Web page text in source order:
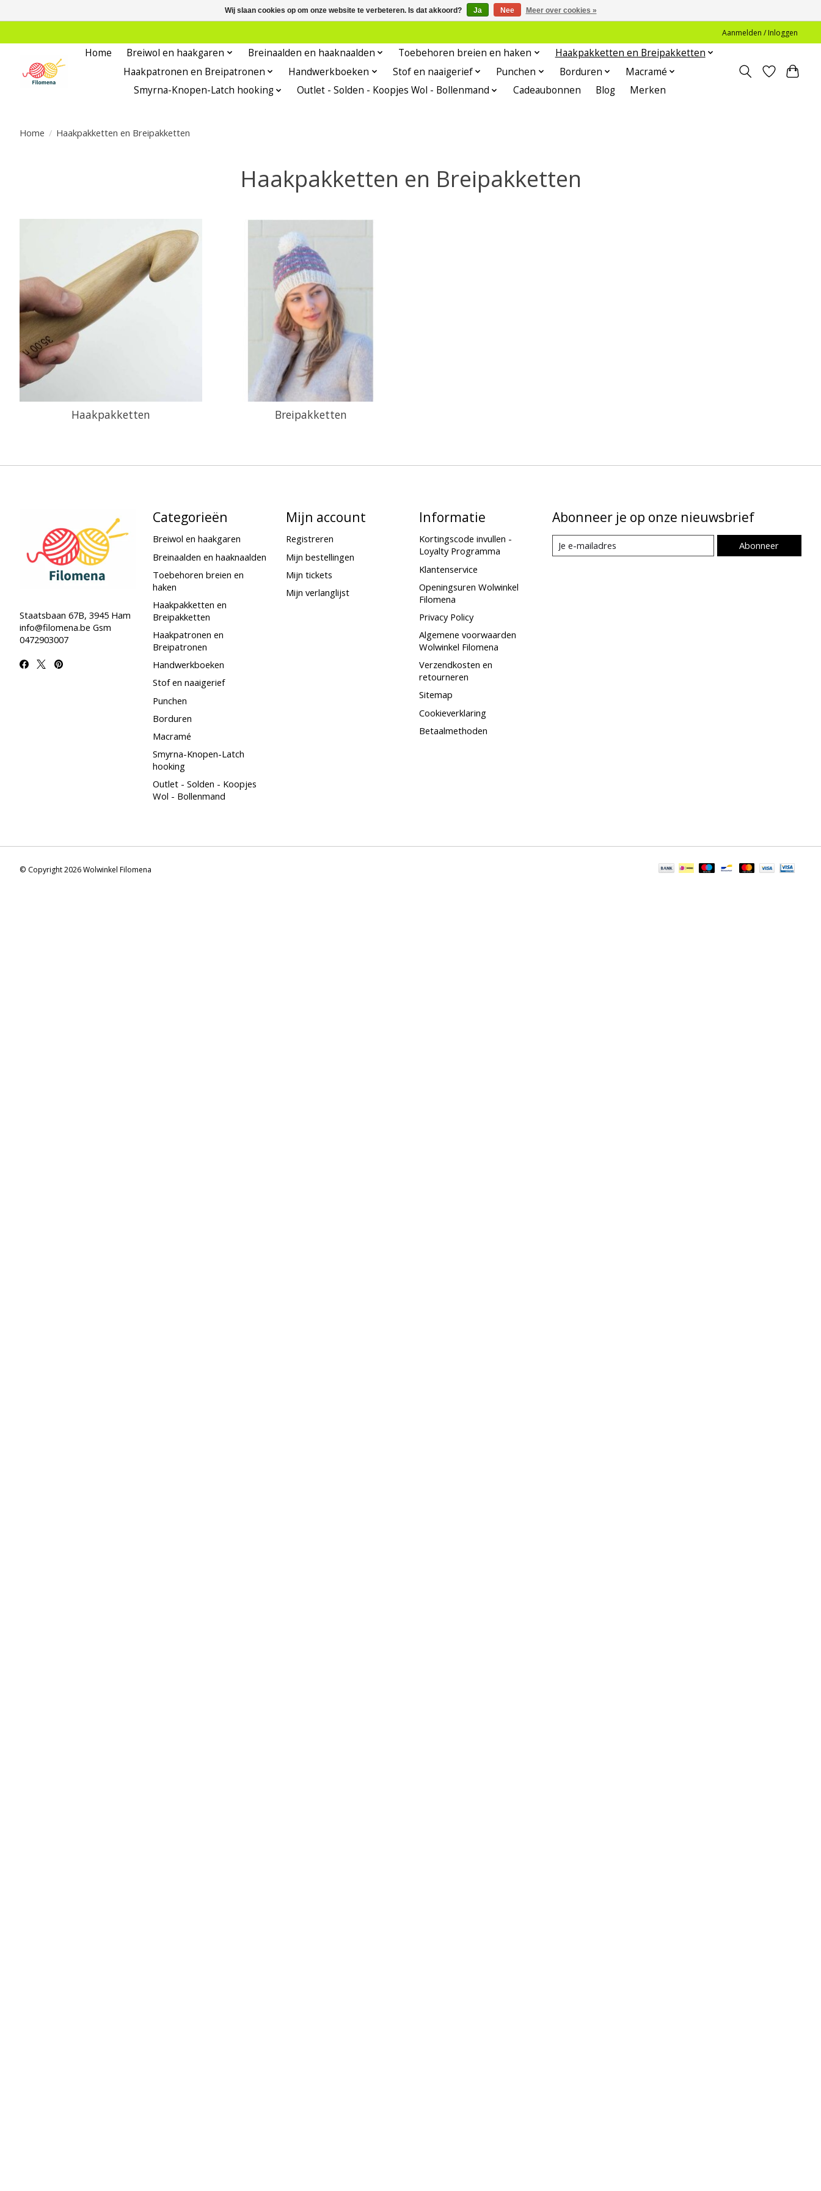
Aanmelden / Inloggen
Home Breiwol en haakgaren Breinaalden en haaknaalden Toebehoren breien en haken
Haakpakketten en Breipakketten
Haakpatronen en Breipatronen
Handwerkboeken Stof en naaigerief Punchen Borduren
Macramé
Smyrna-Knopen-Latch hooking
Outlet - Solden - Koopjes Wol - Bollenmand Cadeaubonnen Blog Merken
Home / Haakpakketten en Breipakketten
Haakpakketten en Breipakketten
Haakpakketten Breipakketten
Staatsbaan 67B, 3945 Ham
info@filomena.be Gsm
0472903007
Categorieën
Breiwol en haakgaren
Breinaalden en haaknaalden
Toebehoren breien en
haken
Haakpakketten en
Breipakketten
Haakpatronen en
Breipatronen
Handwerkboeken
Stof en naaigerief
Punchen
Borduren
Macramé
Smyrna-Knopen-Latch
hooking
Outlet - Solden - Koopjes
Wol - Bollenmand
Mijn account
Registreren
Mijn bestellingen
Mijn tickets
Mijn verlanglijst
Informatie
Kortingscode invullen -
Loyalty Programma
Klantenservice
Openingsuren Wolwinkel
Filomena
Privacy Policy
Algemene voorwaarden
Wolwinkel Filomena
Verzendkosten en
retourneren
Sitemap
Cookieverklaring
Betaalmethoden
Abonneer je op onze nieuwsbrief
Abonneer
© Copyright 2026 Wolwinkel Filomena
Wij slaan cookies op om onze website te verbeteren. Is dat akkoord? Ja Nee Meer over cookies »